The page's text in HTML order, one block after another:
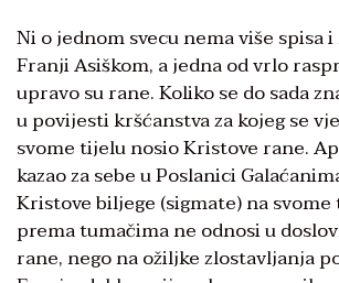
Ni o jednom svecu nema više spisa
Franji Asiškom, a jedna od vrlo
upravo su rane. Koliko se do sada
u povijesti kršćanstva za kojeg se
svome tijelu nosio Kristove rane.
kazao za sebe u Poslanici
Kristove biljege (sigmate) na
prema tumačima ne odnosi u
rane, nego na ožiljke zlostavljanja